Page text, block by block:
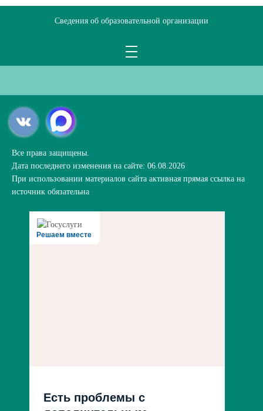
Сведения об образовательной организации
Все права защищены.
Дата последнего изменения на сайте: 06.08.2026
При использовании материалов сайта активная прямая ссылка на
источник обязательна
Решаем вместе
Есть проблемы с